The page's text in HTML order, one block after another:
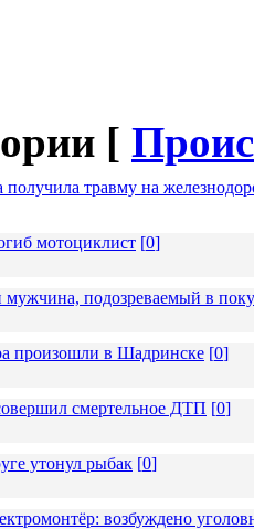
[
травму на
мотоциклист [0]
мужчина, подозреваемый в
произошли в Шадринске [0]
смертельное ДТП [0]
утонул рыбак [0]
возбуждено